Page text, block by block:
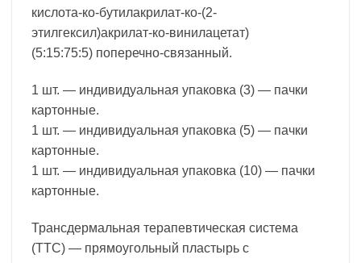
кислота-ко-бутилакрилат-ко-(2-
этилгексил)акрилат-ко-винилацетат)
(5:15:75:5) поперечно-связанный.
1 шт. — индивидуальная упаковка (3) — пачки
картонные.
1 шт. — индивидуальная упаковка (5) — пачки
картонные.
1 шт. — индивидуальная упаковка (10) — пачки
картонные.
Трансдермальная терапевтическая система
(ТТС) — прямоугольный пластырь с